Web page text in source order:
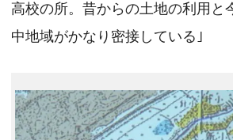
高校の所。昔からの土地の利用と
中地域がかなり密接している｣